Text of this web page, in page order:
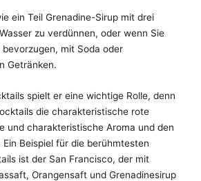
ein Teil Grenadine-Sirup mit drei
zu verdünnen, oder wenn Sie
mit Soda oder
Getränken.
spielt er eine wichtige Rolle, denn
die charakteristische rote
und charakteristische Aroma und den
Beispiel für die berühmtesten
ist der San Francisco, der mit
Orangensaft und Grenadinesirup